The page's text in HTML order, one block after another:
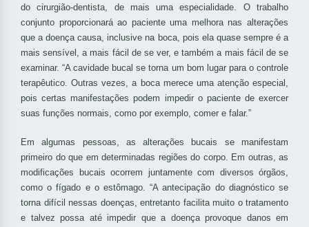
do cirurgião-dentista, de mais uma especialidade. O trabalho
conjunto proporcionará ao paciente uma melhora nas alterações
que a doença causa, inclusive na boca, pois ela quase sempre é a
mais sensível, a mais fácil de se ver, e também a mais fácil de se
examinar. “A cavidade bucal se torna um bom lugar para o controle
terapêutico. Outras vezes, a boca merece uma atenção especial,
pois certas manifestações podem impedir o paciente de exercer
suas funções normais, como por exemplo, comer e falar.”
Em algumas pessoas, as alterações bucais se manifestam
primeiro do que em determinadas regiões do corpo. Em outras, as
modificações bucais ocorrem juntamente com diversos órgãos,
como o fígado e o estômago. “A antecipação do diagnóstico se
torna difícil nessas doenças, entretanto facilita muito o tratamento
e talvez possa até impedir que a doença provoque danos em